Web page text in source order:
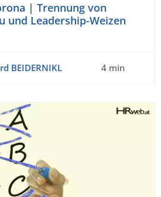
| Trennung von
und Leadership-Weizen
BEIDERNIKL 4 min